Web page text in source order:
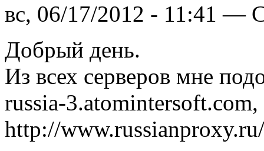
вс, 06/17/2012 - 11:41 —
Добрый день.
Из всех серверов мне
russia-3.atomintersoft.com,
http://